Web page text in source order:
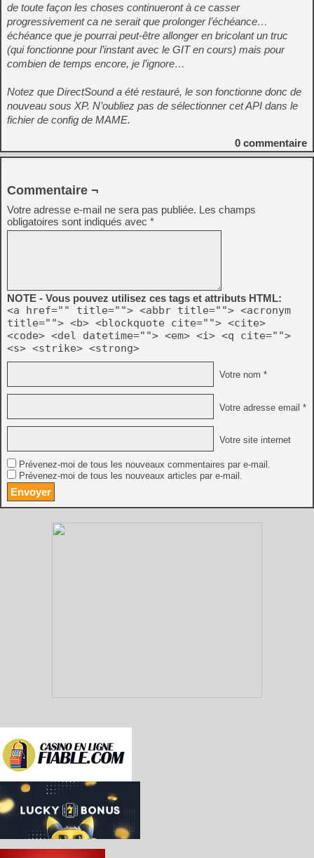
de toute façon les choses continueront à ce casser
progressivement ca ne serait que prolonger l’échéance…
échéance que je pourrai peut-être allonger en bricolant un truc
(qui fonctionne pour l’instant avec le GIT en cours) mais pour
combien de temps encore, je l’ignore…
Notez que DirectSound a été restauré, le son fonctionne donc de
nouveau sous XP. N’oubliez pas de sélectionner cet API dans le
fichier de config de MAME.
0 commentaire
Commentaire ¬
Votre adresse e-mail ne sera pas publiée. Les champs
obligatoires sont indiqués avec *
NOTE - Vous pouvez utilisez ces tags et attributs HTML:
<a href="" title=""> <abbr title=""> <acronym
title=""> <b> <blockquote cite=""> <cite>
<code> <del datetime=""> <em> <i> <q cite="">
<s> <strike> <strong>
Votre nom *
Votre adresse email *
Votre site internet
Prévenez-moi de tous les nouveaux commentaires par e-mail.
Prévenez-moi de tous les nouveaux articles par e-mail.